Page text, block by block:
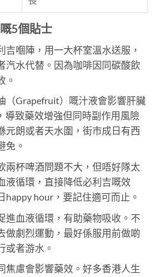
5個貼士
吉嗰陣，用一大杯室溫水送服，
汽水代替。因為咖啡因同碳酸飲
。
（Grapefruit）嘅汁液會影響肝臟
導致藥效增強但同時副作用風險
元朗或者天水圍，街市成日有西
免。
兩杯啤酒問題不大，但唔好隊太
液循環，直接降低必利吉嘅效
happy hour，要記住適可而止。
進血液循環，有助藥物吸收。不
做劇烈運動，最好係服用前做啲
或者游水。
焦慮會影響藥效。好多香港人生